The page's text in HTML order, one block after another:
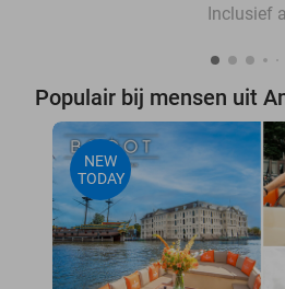
Inclusief
Populair bij mensen uit
NEW
TODAY